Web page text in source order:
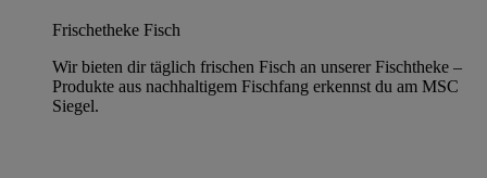
Frischetheke Fisch
Wir bieten dir täglich frischen Fisch an unserer Fischtheke –
Produkte aus nachhaltigem Fischfang erkennst du am MSC
Siegel.